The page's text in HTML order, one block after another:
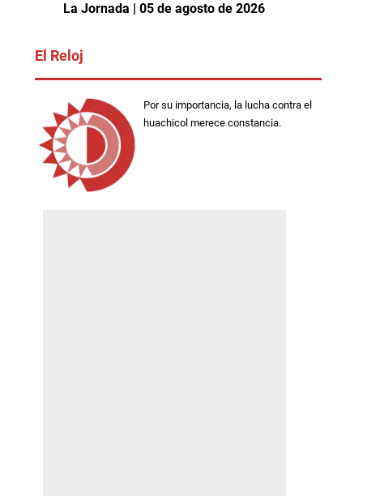
La Jornada | 05 de agosto de 2026
El Reloj
Por su importancia, la lucha contra el
huachicol merece constancia.